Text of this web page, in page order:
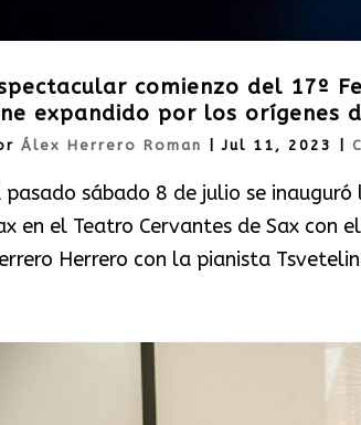
comienzo del 17º
expandido por los orígenes
Álex Herrero Roman |Jul 11, 2023
pasado sábado 8 de julio se
en el Teatro Cervantes de Sax con
Herrero con la pianista